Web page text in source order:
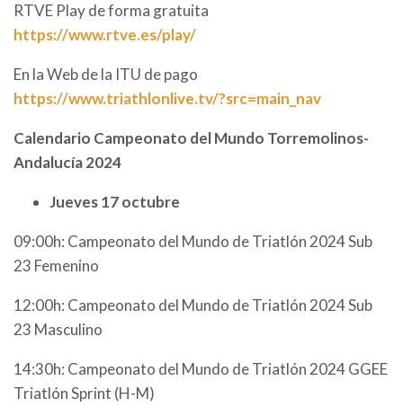
RTVE Play de forma gratuita
https://www.rtve.es/play/
En la Web de la ITU de pago
https://www.triathlonlive.tv/?src=main_nav
Calendario Campeonato del Mundo Torremolinos-
Andalucía 2024
Jueves 17 octubre
09:00h: Campeonato del Mundo de Triatlón 2024 Sub
23 Femenino
12:00h: Campeonato del Mundo de Triatlón 2024 Sub
23 Masculino
14:30h: Campeonato del Mundo de Triatlón 2024 GGEE
Triatlón Sprint (H-M)